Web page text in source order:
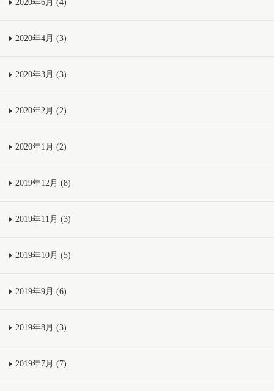
2020年6月 (4)
2020年4月 (3)
2020年3月 (3)
2020年2月 (2)
2020年1月 (2)
2019年12月 (8)
2019年11月 (3)
2019年10月 (5)
2019年9月 (6)
2019年8月 (3)
2019年7月 (7)